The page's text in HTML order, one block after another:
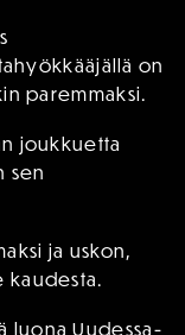
on
paremmaksi.
joukkuetta
sen
ja uskon,
kaudesta.
luona Uudessa-